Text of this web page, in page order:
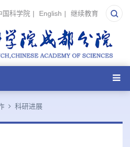
国科学院 | English | 继续教育
科研进展